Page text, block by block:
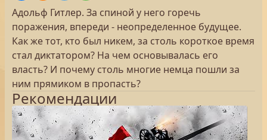
Адольф Гитлер. За спиной у него горечь
поражения, впереди - неопределенное будущее.
Как же тот, кто был никем, за столь короткое время
стал диктатором? На чем основывалась его
власть? И почему столь многие немца пошли за
ним прямиком в пропасть?
Рекомендации